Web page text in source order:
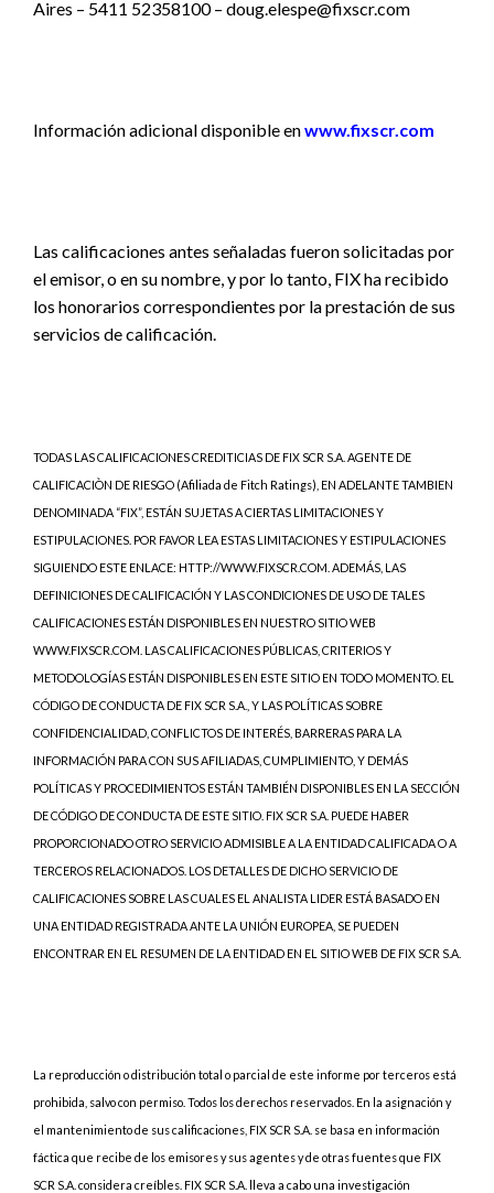
Aires – 5411 52358100 – doug.elespe@fixscr.com
Información adicional disponible enwww.fixscr.com
Las calificaciones antes señaladas fueron solicitadas por
el emisor, o en su nombre, y por lo tanto, FIX ha recibido
los honorarios correspondientes por la prestación de sus
servicios de calificación.
TODAS LAS CALIFICACIONES CREDITICIAS DE FIX SCR S.A. AGENTE DE
CALIFICACIÒN DE RIESGO (Afiliada de Fitch Ratings), EN ADELANTE TAMBIEN
DENOMINADA “FIX”, ESTÁN SUJETAS A CIERTAS LIMITACIONES Y
ESTIPULACIONES. POR FAVOR LEA ESTAS LIMITACIONES Y ESTIPULACIONES
SIGUIENDO ESTE ENLACE: HTTP://WWW.FIXSCR.COM. ADEMÁS, LAS
DEFINICIONES DE CALIFICACIÓN Y LAS CONDICIONES DE USO DE TALES
CALIFICACIONES ESTÁN DISPONIBLES EN NUESTRO SITIO WEB
WWW.FIXSCR.COM. LAS CALIFICACIONES PÚBLICAS, CRITERIOS Y
METODOLOGÍAS ESTÁN DISPONIBLES EN ESTE SITIO EN TODO MOMENTO. EL
CÓDIGO DE CONDUCTA DE FIX SCR S.A., Y LAS POLÍTICAS SOBRE
CONFIDENCIALIDAD, CONFLICTOS DE INTERÉS, BARRERAS PARA LA
INFORMACIÓN PARA CON SUS AFILIADAS, CUMPLIMIENTO, Y DEMÁS
POLÍTICAS Y PROCEDIMIENTOS ESTÁN TAMBIÉN DISPONIBLES EN LA SECCIÓN
DE CÓDIGO DE CONDUCTA DE ESTE SITIO. FIX SCR S.A. PUEDE HABER
PROPORCIONADO OTRO SERVICIO ADMISIBLE A LA ENTIDAD CALIFICADA O A
TERCEROS RELACIONADOS. LOS DETALLES DE DICHO SERVICIO DE
CALIFICACIONES SOBRE LAS CUALES EL ANALISTA LIDER ESTÁ BASADO EN
UNA ENTIDAD REGISTRADA ANTE LA UNIÓN EUROPEA, SE PUEDEN
ENCONTRAR EN EL RESUMEN DE LA ENTIDAD EN EL SITIO WEB DE FIX SCR S.A.
La reproducción o distribución total o parcial de este informe por terceros está
prohibida, salvo con permiso. Todos los derechos reservados. En la asignación y
el mantenimiento de sus calificaciones, FIX SCR S.A. se basa en información
fáctica que recibe de los emisores y sus agentes y de otras fuentes que FIX
SCR S.A. considera creíbles. FIX SCR S.A. lleva a cabo una investigación